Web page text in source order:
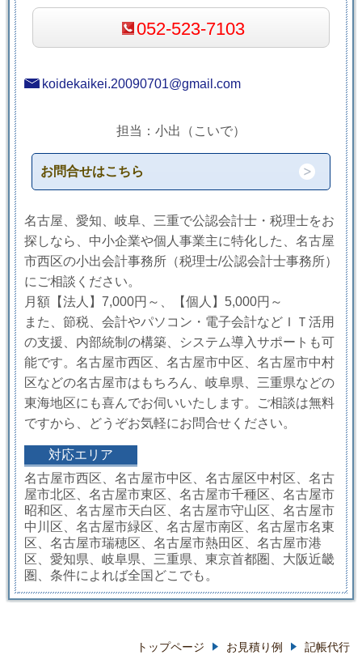
052-523-7103
koidekaikei.20090701@gmail.com
担当：小出（こいで）
お問合せはこちら
名古屋、愛知、岐阜、三重で公認会計士・税理士をお
探しなら、中小企業や個人事業主に特化した、名古屋
市西区の小出会計事務所（税理士/公認会計士事務所）
にご相談ください。
月額【法人】7,000円～、【個人】5,000円～
また、節税、会計やパソコン・電子会計などＩＴ活用
の支援、内部統制の構築、システム導入サポートも可
能です。名古屋市西区、名古屋市中区、名古屋市中村
区などの名古屋市はもちろん、岐阜県、三重県などの
東海地区にも喜んでお伺いいたします。ご相談は無料
ですから、どうぞお気軽にお問合せください。
対応エリア
名古屋市西区、名古屋市中区、名古屋区中村区、名古
屋市北区、名古屋市東区、名古屋市千種区、名古屋市
昭和区、名古屋市天白区、名古屋市守山区、名古屋市
中川区、名古屋市緑区、名古屋市南区、名古屋市名東
区、名古屋市瑞穂区、名古屋市熱田区、名古屋市港
区、愛知県、岐阜県、三重県、東京首都圏、大阪近畿
圏、条件によれば全国どこでも。
トップページ お見積り例 記帳代行